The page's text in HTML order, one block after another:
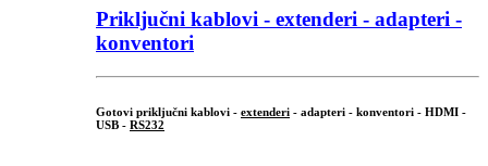
Priključni kablovi - extenderi - adapteri -
konventori
Gotovi priključni kablovi - extenderi - adapteri - konventori - HDMI -
USB - RS232